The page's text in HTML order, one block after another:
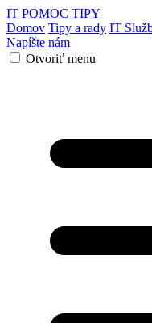
IT POMOC TIPY
Domov Tipy a rady IT
Napíšte nám
Otvoriť menu